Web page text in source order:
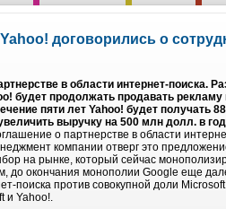
договорились о
в области интернет-поиска.
будет продолжать продавать
пяти лет Yahoo! будет получать
выручку на 500 млн долл. в
о партнерстве в области
компании отверг это
на рынке, который сейчас
до окончания монополии Google еще
поиска против совокупной доли
и Yahoo!.